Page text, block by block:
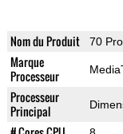
Nom du Produit 70 Pro
Marque
Processeur
Processeur
Principal